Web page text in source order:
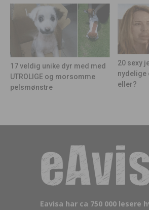
17 veldig unike dyr med med
UTROLIGE og morsomme
pelsmønstre
20 sexy
nydelige
eller?
Eavisa har ca 750 000 lesere